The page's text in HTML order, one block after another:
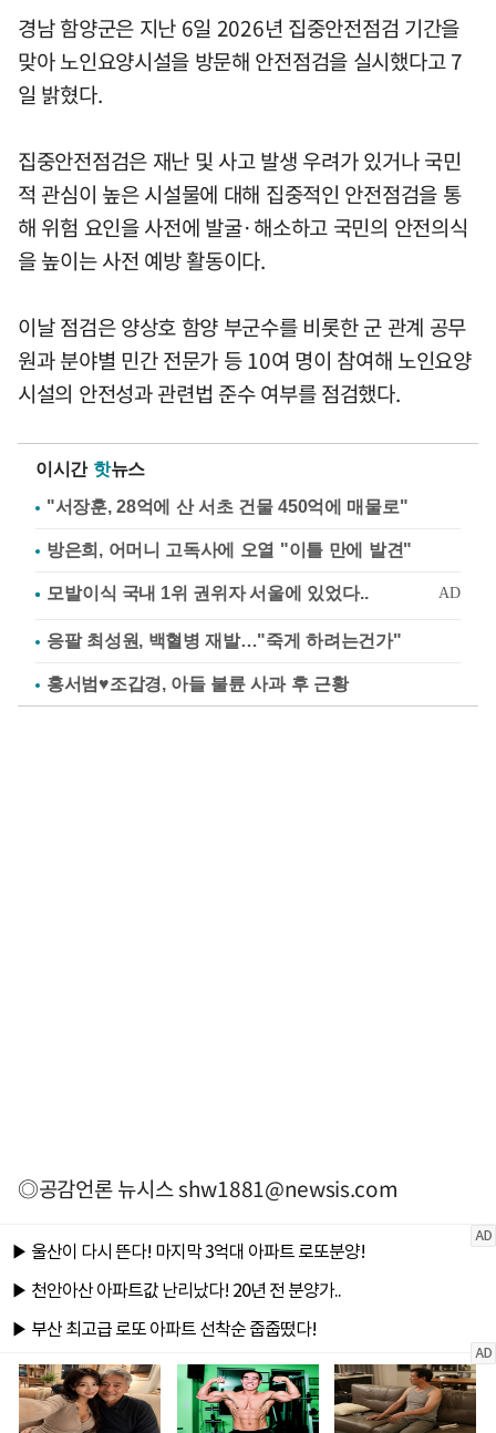
경남 함양군은 지난 6일 2026년 집중안전점검 기간을
맞아 노인요양시설을 방문해 안전점검을 실시했다고 7
일 밝혔다.
집중안전점검은 재난 및 사고 발생 우려가 있거나 국민
적 관심이 높은 시설물에 대해 집중적인 안전점검을 통
해 위험 요인을 사전에 발굴·해소하고 국민의 안전의식
을 높이는 사전 예방 활동이다.
이날 점검은 양상호 함양 부군수를 비롯한 군 관계 공무
원과 분야별 민간 전문가 등 10여 명이 참여해 노인요양
시설의 안전성과 관련법 준수 여부를 점검했다.
이시간 핫뉴스
"서장훈, 28억에 산 서초 건물 450억에 매물로"
방은희, 어머니 고독사에 오열 "이틀 만에 발견"
응팔 최성원, 백혈병 재발…"죽게 하려는건가"
홍서범♥조갑경, 아들 불륜 사과 후 근황
◎공감언론 뉴시스shw1881@newsis.com